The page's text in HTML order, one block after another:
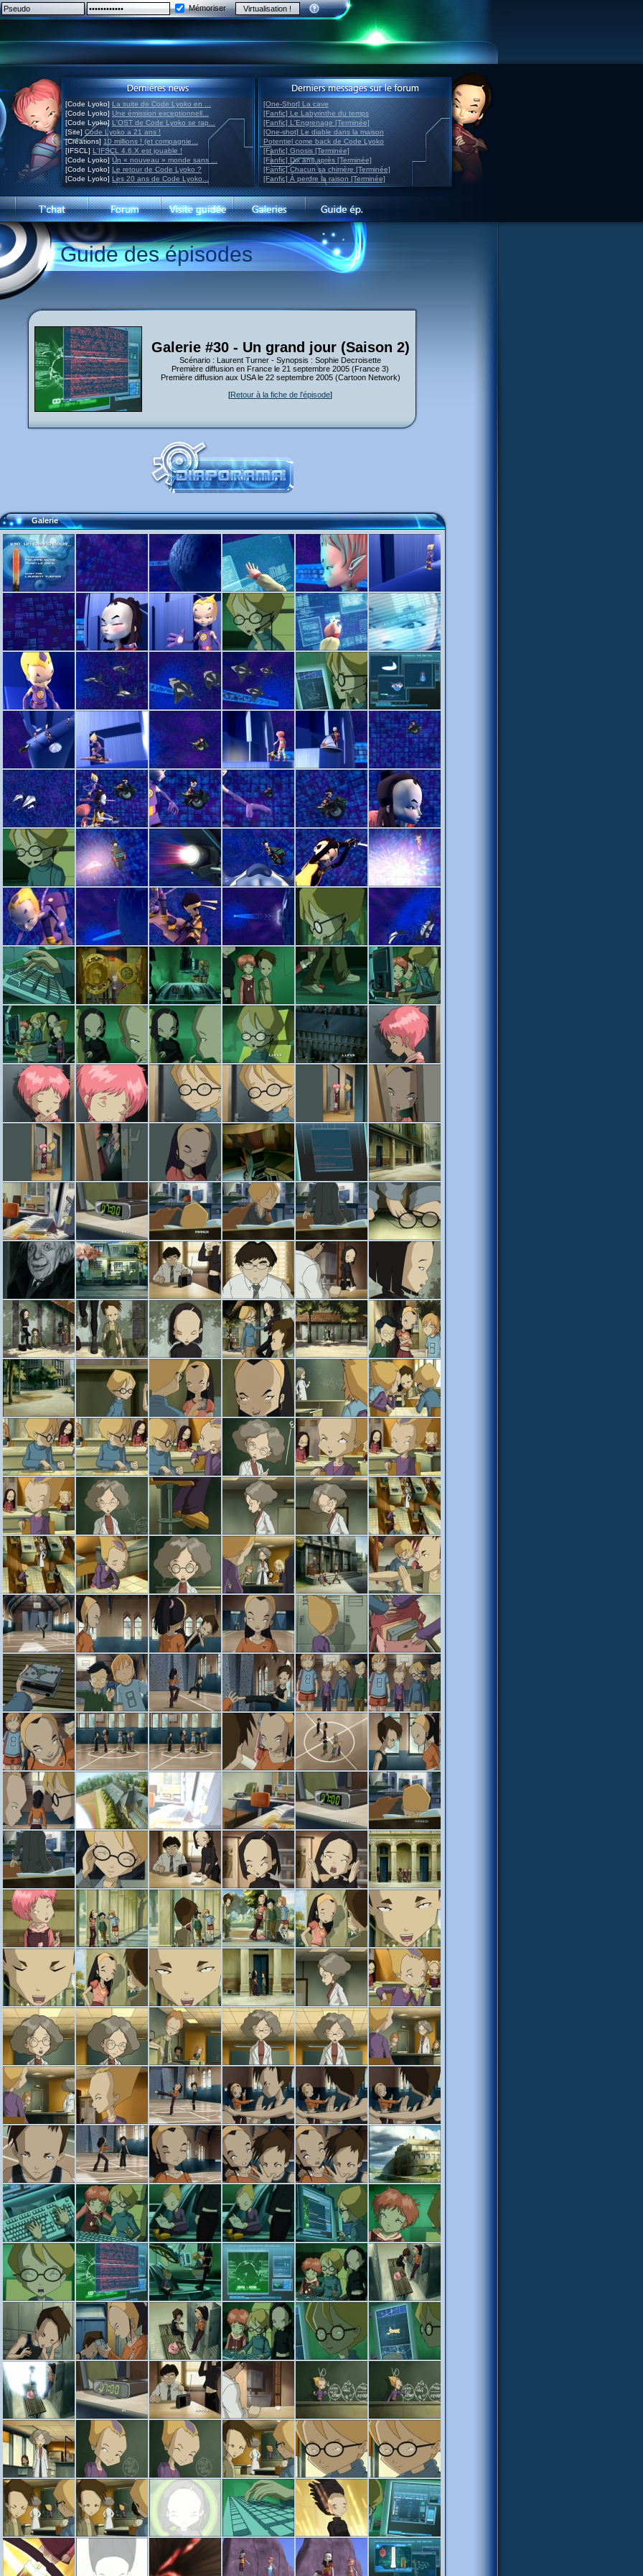
Mémoriser
[Code Lyoko] La suite de Code Lyoko en ...
[Code Lyoko] Une émission exceptionnell...
[Code Lyoko] L'OST de Code Lyoko se rap...
[Site] Code Lyoko a 21 ans !
[Créations] 10 millions ! (et compagnie...
[IFSCL] L'IFSCL 4.6.X est jouable !
[Code Lyoko] Un « nouveau » monde sans ...
[Code Lyoko] Le retour de Code Lyoko ?
[Code Lyoko] Les 20 ans de Code Lyoko...
[One-Shot] La cave
[Fanfic] Le Labyrinthe du temps
[Fanfic] L'Engrenage [Terminée]
[One-shot] Le diable dans la maison
Potentiel come back de Code Lyoko
[Fanfic] Gnosis [Terminée]
[Fanfic] Dix ans après [Terminée]
[Fanfic] Chacun sa chimère [Terminée]
[Fanfic] À perdre la raison [Terminée]
Guide des épisodes
Galerie #30 - Un grand jour (Saison 2)
Scénario : Laurent Turner - Synopsis : Sophie Decroisette
Première diffusion en France le 21 septembre 2005 (France 3)
Première diffusion aux USA le 22 septembre 2005 (Cartoon Network)
[Retour à la fiche de l'épisode]
Galerie